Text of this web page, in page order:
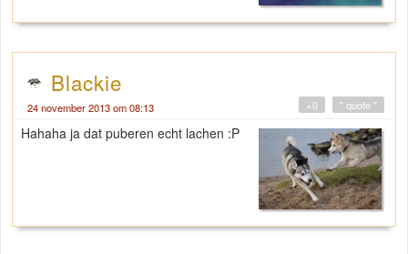
Blackie
24 november 2013 om 08:13 " quote "
+0
Hahaha ja dat puberen echt lachen :P